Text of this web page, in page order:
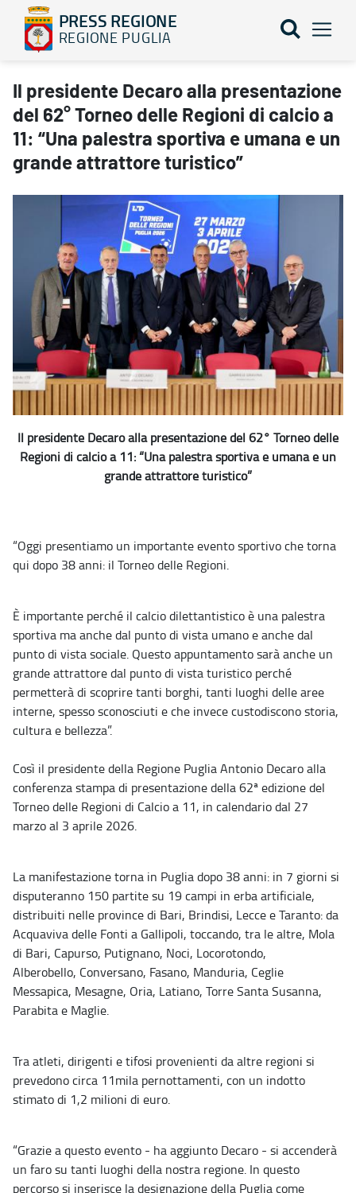
PRESS REGIONE
REGIONE PUGLIA
Il presidente Decaro alla presentazione del 62° Torneo delle
Il presidente Decaro alla presentazione
del 62° Torneo delle Regioni di calcio a
11: “Una palestra sportiva e umana e un
grande attrattore turistico”
Il presidente Decaro alla presentazione del 62° Torneo delle
Regioni di calcio a 11: “Una palestra sportiva e umana e un
grande attrattore turistico”
“Oggi presentiamo un importante evento sportivo che torna
qui dopo 38 anni: il Torneo delle Regioni.
È importante perché il calcio dilettantistico è una palestra
sportiva ma anche dal punto di vista umano e anche dal
punto di vista sociale. Questo appuntamento sarà anche un
grande attrattore dal punto di vista turistico perché
permetterà di scoprire tanti borghi, tanti luoghi delle aree
interne, spesso sconosciuti e che invece custodiscono storia,
cultura e bellezza”.
Così il presidente della Regione Puglia Antonio Decaro alla
conferenza stampa di presentazione della 62ª edizione del
Torneo delle Regioni di Calcio a 11, in calendario dal 27
marzo al 3 aprile 2026.
La manifestazione torna in Puglia dopo 38 anni: in 7 giorni si
disputeranno 150 partite su 19 campi in erba artificiale,
distribuiti nelle province di Bari, Brindisi, Lecce e Taranto: da
Acquaviva delle Fonti a Gallipoli, toccando, tra le altre, Mola
di Bari, Capurso, Putignano, Noci, Locorotondo,
Alberobello, Conversano, Fasano, Manduria, Ceglie
Messapica, Mesagne, Oria, Latiano, Torre Santa Susanna,
Parabita e Maglie.
Tra atleti, dirigenti e tifosi provenienti da altre regioni si
prevedono circa 11mila pernottamenti, con un indotto
stimato di 1,2 milioni di euro.
“Grazie a questo evento - ha aggiunto Decaro - si accenderà
un faro su tanti luoghi della nostra regione. In questo
percorso si inserisce la designazione della Puglia come